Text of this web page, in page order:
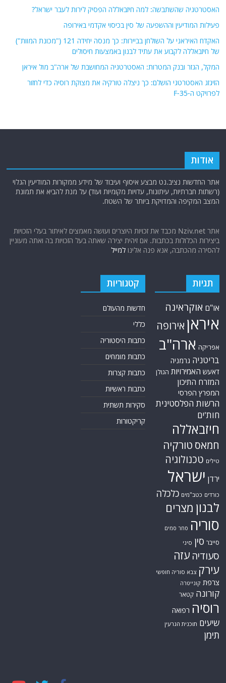
האסטרטגיה שהשתבשה: למה חיזבאללה הפסיק לירות לעבר ישראל?
פעילות המודיעין וההשפעה של סין בכיסוי אקדמי באירופה
האקדח האיראני על השולחן בביירות: כך מנסה יחידה 121 ("מכונת המוות")
של חיזבאללה לקבוע את עתיד לבנון באמצעות חיסולים
המקל, הגזר ובנק המטרות: האסטרטגיה המחושבת של ארה"ב מול איראן
הזיגזג האסטרטגי הושלם: כך ניצלה טורקיה את מצוקת רוסיה כדי לחזור
לפרויקט ה-F-35
אודות
אתר החדשות נציב.נט מבצע איסוף ועיבוד של מידע ממקורות המודיעין הגלוי
(רשתות חברתיות, עיתונות, עדויות מקומיות ועוד) על מנת להביא את תמונת
המצב המקיפה והמדויקת ביותר של השטח.
אתר Nziv.net מכבד את זכויות היוצרים ועושה מאמצים לאיתור בעלי הזכויות
ביצירות הכלולות בכתבות. אם זיהית יצירה שאתה בעל הזכויות בה ואתה מעוניין
להסירה מהכתבה, אנא פנה אלינולמייל
תגיות
או"ם אוקראינה
איראן אירופה
אפריקה ארה"ב
בריטניה גרמניה
דאעש האמירויות הגולן
המזרח התיכון
המפרץ הפרסי
הרשות הפלסטינית
חות'ים
חיזבאללה
חמאס טורקיה
טילים טכנולוגיה
ירדן ישראל
כורדים כטב"מים כלכלה
לבנון מצרים
סוריה סחר סמים
סייבר סין סיני
סעודיה עזה
עירק צבא סוריה חופשי
צרפת קונייטרה
קורונה קטאר
רוסיה רפואה
שיעים תוכנית הגרעין
תימן
קטגוריות
חדשות מהעולם
כללי
כתבות היסטוריה
כתבות מומחים
כתבות קצרות
כתבות ראשיות
סקירות תשתית
קריקטורות